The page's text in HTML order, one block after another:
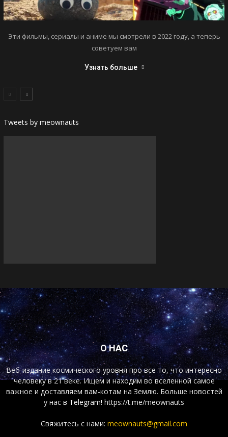
Эти фильмы, сериалы и аниме мы смотрели в 2022 году, а теперь
советуем вам
Узнать больше
Tweets by meownauts
О НАС
Веб-издание космического уровня про все то, что интересно
человеку в 21 веке. Ищем и находим во вселенной самое
важное и доставляем вам-котам на Землю. Больше новостей
у нас в Telegram! https://t.me/meownauts
Свяжитесь с нами: meownauts@gmail.com